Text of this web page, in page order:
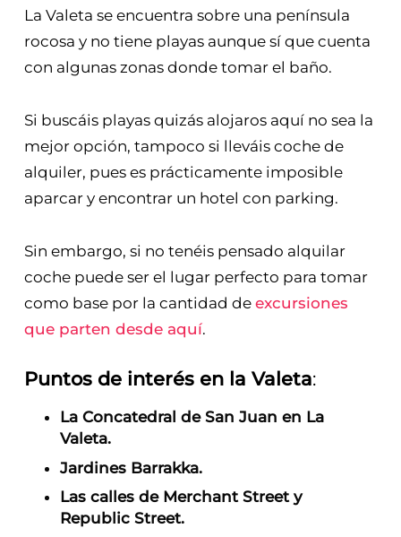
La Valeta se encuentra sobre una península
rocosa y no tiene playas aunque sí que cuenta
con algunas zonas donde tomar el baño.
Si buscáis playas quizás alojaros aquí no sea la
mejor opción, tampoco si lleváis coche de
alquiler, pues es prácticamente imposible
aparcar y encontrar un hotel con parking.
Sin embargo, si no tenéis pensado alquilar
coche puede ser el lugar perfecto para tomar
como base por la cantidad de excursiones
que parten desde aquí.
Puntos de interés en la Valeta:
La Concatedral de San Juan en La
Valeta.
Jardines Barrakka.
Las calles de Merchant Street y
Republic Street.